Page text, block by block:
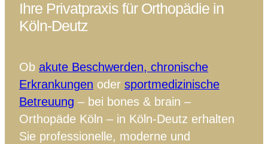
Ihre Privatpraxis für Orthopädie in
Köln-Deutz
Ob akute Beschwerden, chronische
Erkrankungen oder sportmedizinische
Betreuung – bei bones & brain –
Orthopäde Köln – in Köln-Deutz erhalten
Sie professionelle, moderne und